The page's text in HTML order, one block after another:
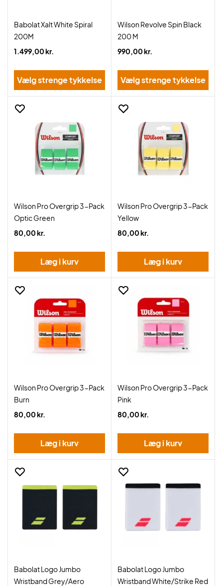
Babolat Xalt White Spiral
200M
1.499,00 kr.
Vælg strenge tykkelse
Wilson Revolve Spin Black
200 M
990,00 kr.
Vælg strenge tykkelse
Wilson Pro Overgrip 3-Pack
Optic Green
80,00 kr.
Læg i kurv
Wilson Pro Overgrip 3-Pack
Yellow
80,00 kr.
Læg i kurv
Wilson Pro Overgrip 3-Pack
Burn
80,00 kr.
Læg i kurv
Wilson Pro Overgrip 3-Pack
Pink
80,00 kr.
Læg i kurv
Babolat Logo Jumbo
Wristband Grey/Aero
Babolat Logo Jumbo
Wristband White/Strike Red